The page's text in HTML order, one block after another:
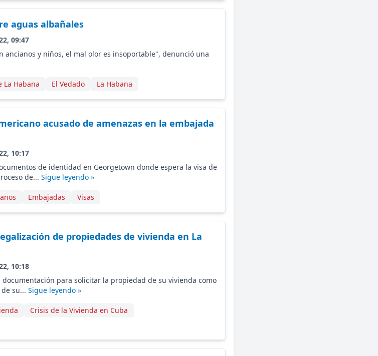
aguas albañales
09:47
ancianos y niños, el mal olor es insoportable", denunció una
La Habana El Vedado La Habana
acusado de amenazas en la embajada
10:17
de identidad en Georgetown donde espera la visa de
de... Sigue leyendo »
Embajadas Visas
de propiedades de vivienda en La
10:18
para solicitar la propiedad de su vivienda como
su... Sigue leyendo »
Crisis de la Vivienda en Cuba